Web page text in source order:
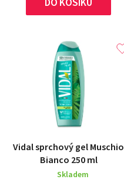
Vidal sprchový gel Muschio
Bianco 250 ml
hodnocení
produktu
je
Skladem